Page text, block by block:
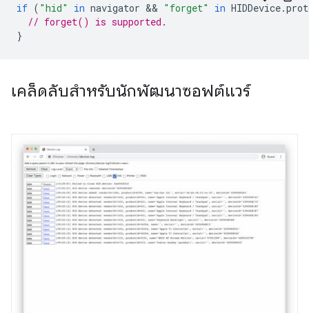
if ( "hid" in navigator && "forget" in HIDDevice.
// forget() is supported.
}
เคล็ดลับสำหรับนักพัฒนาซอฟต์แวร์